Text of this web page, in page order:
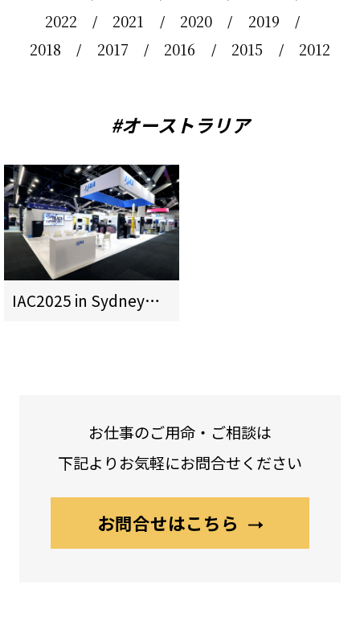
2022
2021 2020
2019
2018
2017 2016 2015 2012
#オーストラリア
IAC2025 in Sydney JAXA様ブース
お仕事のご用命・ご相談は
下記よりお気軽にお問合せください
お問合せはこちら